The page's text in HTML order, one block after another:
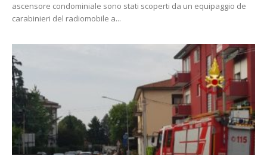
ascensore condominiale sono stati scoperti da un equipaggio de
carabinieri del radiomobile a...